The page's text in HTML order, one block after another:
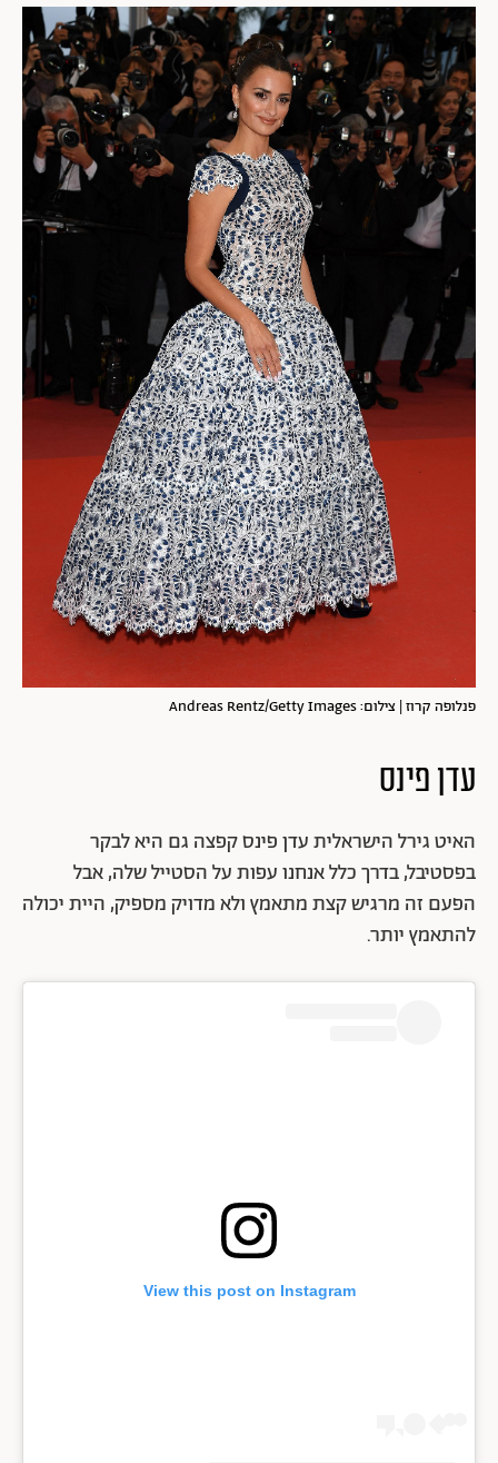
פנלופה קרוז | צילום: Andreas Rentz/Getty Images
עדן פינס
האיט גירל הישראלית עדן פינס קפצה גם היא לבקר
בפסטיבל, בדרך כלל אנחנו עפות על הסטייל שלה, אבל
הפעם זה מרגיש קצת מתאמץ ולא מדויק מספיק, היית יכולה
להתאמץ יותר.
View this post on Instagram